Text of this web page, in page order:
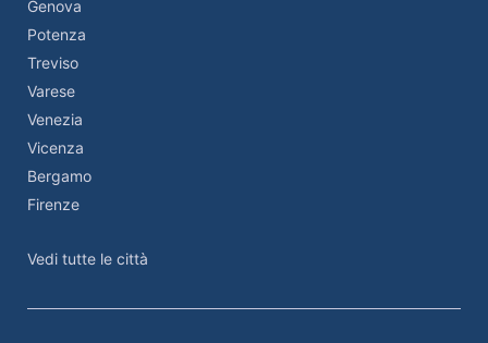
Genova
Potenza
Treviso
Varese
Venezia
Vicenza
Bergamo
Firenze
Vedi tutte le città